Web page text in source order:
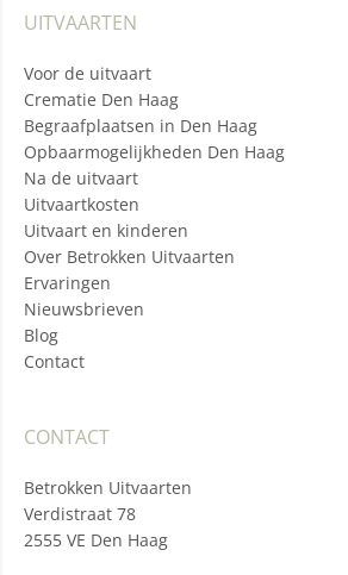
UITVAARTEN
Voor de uitvaart
Crematie Den Haag
Begraafplaatsen in Den Haag
Opbaarmogelijkheden Den Haag
Na de uitvaart
Uitvaartkosten
Uitvaart en kinderen
Over Betrokken Uitvaarten
Ervaringen
Nieuwsbrieven
Blog
Contact
CONTACT
Betrokken Uitvaarten
Verdistraat 78
2555 VE Den Haag